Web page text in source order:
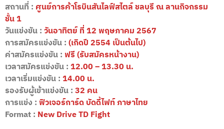
สถานที่ : ศูนย์การค้าโรบินสันไลฟ์สไตล์ ชลบุรี ณ ลานกิจกรรม
ชั้น 1
วันแข่งขัน :วันอาทิตย์ ที่ 12 พฤษภาคม 2567
การสมัครแข่งขัน :(เกิดปี 2554 เป็นต้นไป)
ค่าสมัครแข่งขัน : ฟรี (รับสมัครหน้างาน)
เวลาสมัครแข่งขัน :12.00 – 13.30 น.
เวลาเริ่มแข่งขัน :14.00 น.
รองรับผู้เข้าแข่งขัน :32 คน
การแข่ง : ฟิวเจอร์การ์ด บัดดี้ไฟท์ ภาษาไทย
Format : New Drive TD Fight